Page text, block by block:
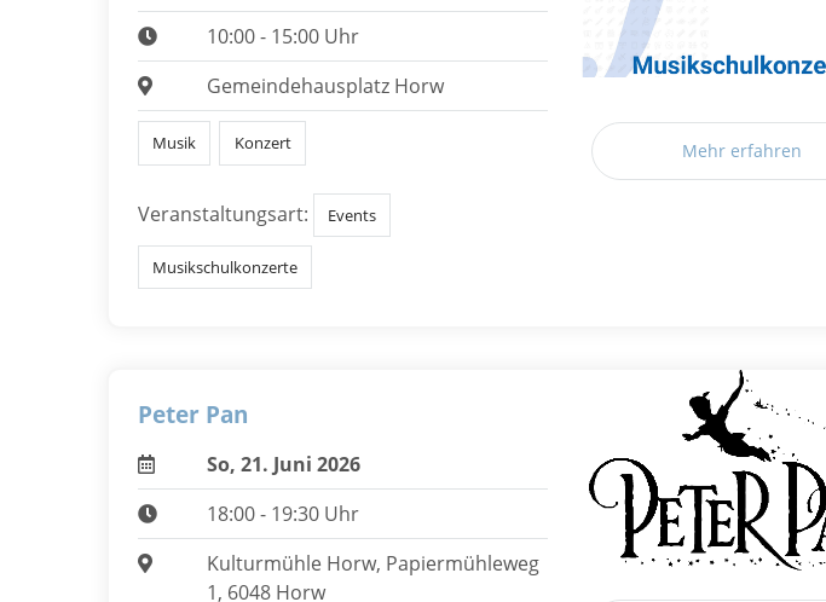
10:00 - 15:00 Uhr
Gemeindehausplatz Horw
Musik Konzert
Veranstaltungsart: Events
Musikschulkonzerte
Mehr erfahren
Peter Pan
So, 21. Juni 2026
18:00 - 19:30 Uhr
Kulturmühle Horw, Papiermühleweg
1, 6048 Horw